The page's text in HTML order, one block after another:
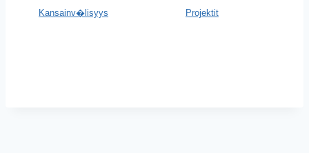
Kansainv�lisyys Projektit